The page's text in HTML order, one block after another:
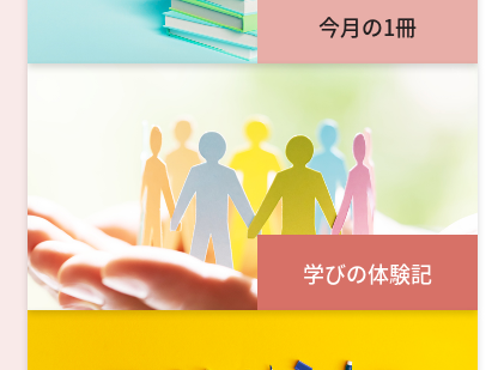
今月の1冊
学びの体験記